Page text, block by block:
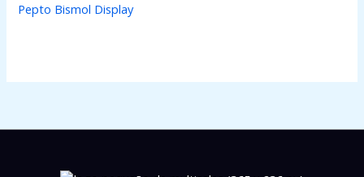
Pepto Bismol Display